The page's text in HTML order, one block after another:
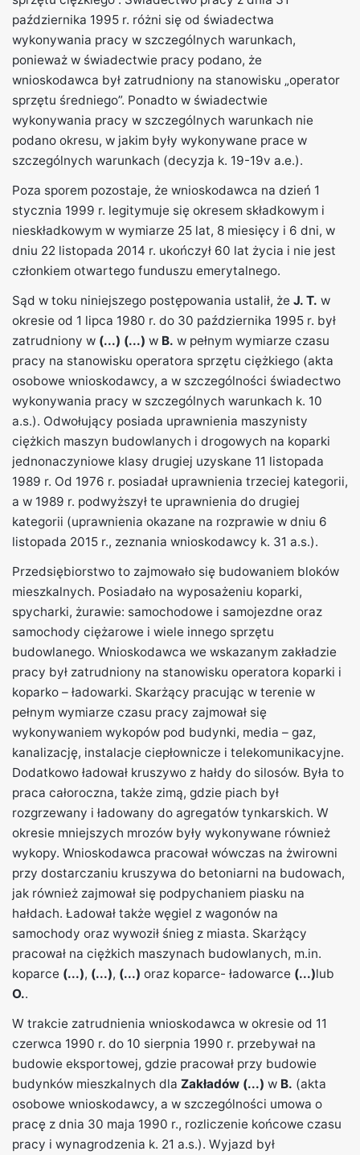
października 1995 r. różni się od świadectwa
wykonywania pracy w szczególnych warunkach,
ponieważ w świadectwie pracy podano, że
wnioskodawca był zatrudniony na stanowisku „operator
sprzętu średniego”. Ponadto w świadectwie
wykonywania pracy w szczególnych warunkach nie
podano okresu, w jakim były wykonywane prace w
szczególnych warunkach (decyzja k. 19-19v a.e.).
Poza sporem pozostaje, że wnioskodawca na dzień 1
stycznia 1999 r. legitymuje się okresem składkowym i
nieskładkowym w wymiarze 25 lat, 8 miesięcy i 6 dni, w
dniu 22 listopada 2014 r. ukończył 60 lat życia i nie jest
członkiem otwartego funduszu emerytalnego.
Sąd w toku niniejszego postępowania ustalił, że J. T. w
okresie od 1 lipca 1980 r. do 30 października 1995 r. był
zatrudniony w (...) (...) w B. w pełnym wymiarze czasu
pracy na stanowisku operatora sprzętu ciężkiego (akta
osobowe wnioskodawcy, a w szczególności świadectwo
wykonywania pracy w szczególnych warunkach k. 10
a.s.). Odwołujący posiada uprawnienia maszynisty
ciężkich maszyn budowlanych i drogowych na koparki
jednonaczyniowe klasy drugiej uzyskane 11 listopada
1989 r. Od 1976 r. posiadał uprawnienia trzeciej kategorii,
a w 1989 r. podwyższył te uprawnienia do drugiej
kategorii (uprawnienia okazane na rozprawie w dniu 6
listopada 2015 r., zeznania wnioskodawcy k. 31 a.s.).
Przedsiębiorstwo to zajmowało się budowaniem bloków
mieszkalnych. Posiadało na wyposażeniu koparki,
spycharki, żurawie: samochodowe i samojezdne oraz
samochody ciężarowe i wiele innego sprzętu
budowlanego. Wnioskodawca we wskazanym zakładzie
pracy był zatrudniony na stanowisku operatora koparki i
koparko – ładowarki. Skarżący pracując w terenie w
pełnym wymiarze czasu pracy zajmował się
wykonywaniem wykopów pod budynki, media – gaz,
kanalizację, instalacje ciepłownicze i telekomunikacyjne.
Dodatkowo ładował kruszywo z hałdy do silosów. Była to
praca całoroczna, także zimą, gdzie piach był
rozgrzewany i ładowany do agregatów tynkarskich. W
okresie mniejszych mrozów były wykonywane również
wykopy. Wnioskodawca pracował wówczas na żwirowni
przy dostarczaniu kruszywa do betoniarni na budowach,
jak również zajmował się podpychaniem piasku na
hałdach. Ładował także węgiel z wagonów na
samochody oraz wywoził śnieg z miasta. Skarżący
pracował na ciężkich maszynach budowlanych, m.in.
koparce (...), (...), (...) oraz koparce- ładowarce (...)lub
O..
W trakcie zatrudnienia wnioskodawca w okresie od 11
czerwca 1990 r. do 10 sierpnia 1990 r. przebywał na
budowie eksportowej, gdzie pracował przy budowie
budynków mieszkalnych dla Zakładów (...) w B. (akta
osobowe wnioskodawcy, a w szczególności umowa o
pracę z dnia 30 maja 1990 r., rozliczenie końcowe czasu
pracy i wynagrodzenia k. 21 a.s.). Wyjazd był